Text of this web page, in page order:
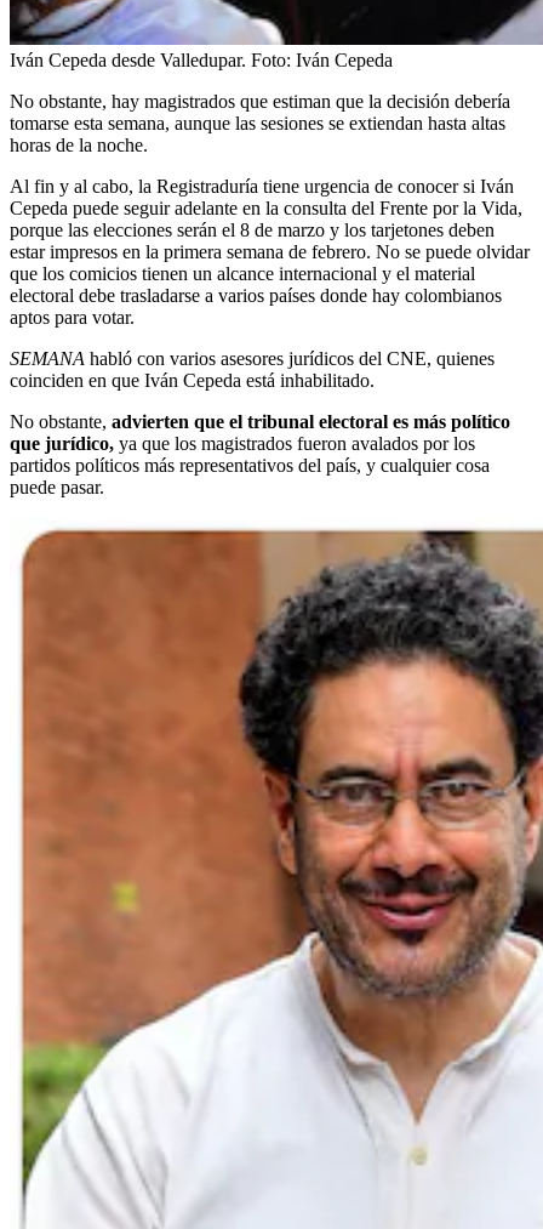
Iván Cepeda desde Valledupar. Foto: Iván Cepeda
No obstante, hay magistrados que estiman que la decisión debería
tomarse esta semana, aunque las sesiones se extiendan hasta altas
horas de la noche.
Al fin y al cabo, la Registraduría tiene urgencia de conocer si Iván
Cepeda puede seguir adelante en la consulta del Frente por la Vida,
porque las elecciones serán el 8 de marzo y los tarjetones deben
estar impresos en la primera semana de febrero. No se puede olvidar
que los comicios tienen un alcance internacional y el material
electoral debe trasladarse a varios países donde hay colombianos
aptos para votar.
SEMANA habló con varios asesores jurídicos del CNE, quienes
coinciden en que Iván Cepeda está inhabilitado.
No obstante, advierten que el tribunal electoral es más político
que jurídico, ya que los magistrados fueron avalados por los
partidos políticos más representativos del país, y cualquier cosa
puede pasar.